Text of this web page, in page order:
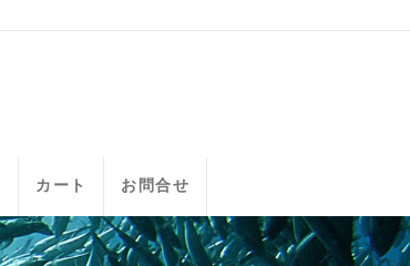
カート お問合せ